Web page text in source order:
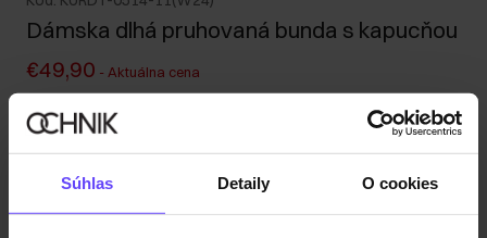
Súhlas Detaily O cookies
Dámska dlhá pruhovaná bunda s kapucňou
€49,90 - Aktuálna cena
€89,90
Vyberte veľkosť